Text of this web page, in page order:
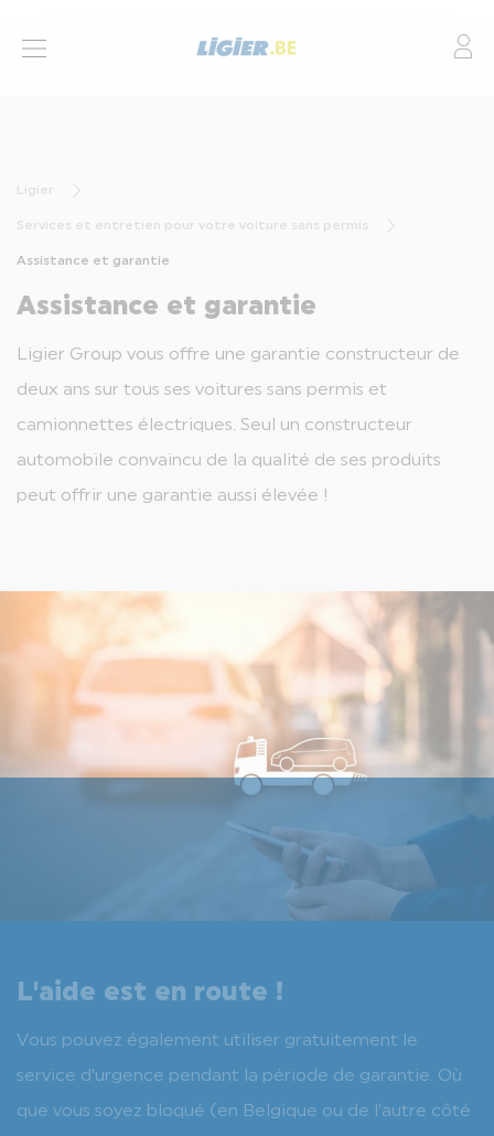
SERVICES ET ENTRETIEN
LIGIER GROUP
CONTACT
Ligier
Services et entretien pour votre voiture sans permis
Assistance et garantie
Assistance et garantie
Ligier Group vous offre une garantie constructeur de
deux ans sur tous ses voitures sans permis et
camionnettes électriques. Seul un constructeur
automobile convaincu de la qualité de ses produits
peut offrir une garantie aussi élevée !
L'aide est en route !
Vous pouvez également utiliser gratuitement le
service d’urgence pendant la période de garantie. Où
que vous soyez bloqué (en Belgique ou de l’autre côté